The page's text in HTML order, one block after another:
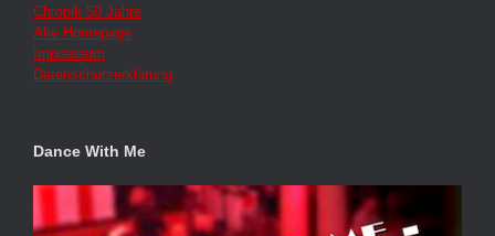
Chronik 50 Jahre
Alte Homepage
Impressum
Datenschutzerklärung
Dance With Me